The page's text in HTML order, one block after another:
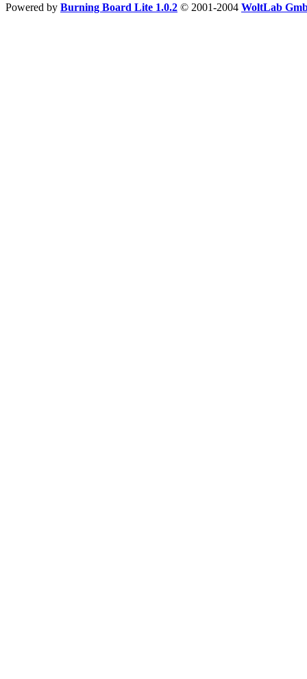
Powered by Burning Board Lite 1.0.2 © 2001-2004 WoltLab